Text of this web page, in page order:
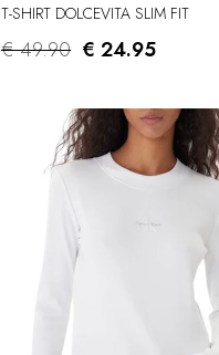
T-SHIRT DOLCEVITA SLIM FIT
€ 49.90 € 24.95